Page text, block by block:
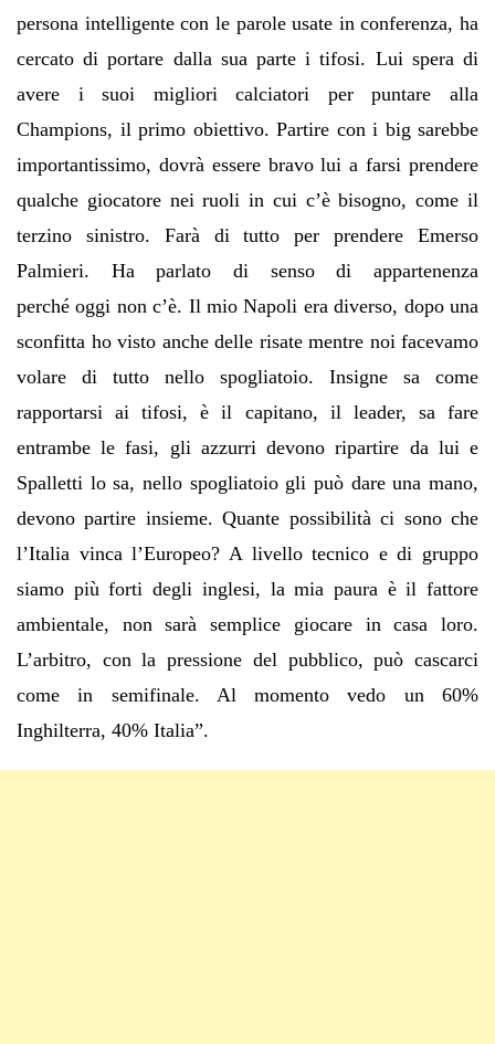
persona intelligente con le parole usate in conferenza, ha
cercato di portare dalla sua parte i tifosi. Lui spera di
avere i suoi migliori calciatori per puntare alla
Champions, il primo obiettivo. Partire con i big sarebbe
importantissimo, dovrà essere bravo lui a farsi prendere
qualche giocatore nei ruoli in cui c’èbisogno, come il
terzino sinistro. Farà di tutto per prendere Emerso
Palmieri. Ha parlato di senso di appartenenza
perchéoggi non c’è. Il mio Napoli era diverso, dopo una
sconfitta ho visto anche delle risate mentre noi facevamo
volare di tutto nello spogliatoio. Insigne sa come
rapportarsi ai tifosi,èil capitano, il leader, sa fare
entrambe le fasi, gli azzurri devono ripartire da lui e
Spalletti lo sa, nello spogliatoio gli può dare una mano,
devono partire insieme. Quante possibilitàci sono che
l’Italia vinca l’Europeo? A livello tecnico e di gruppo
siamo piùforti degli inglesi, la mia paura èil fattore
ambientale, non saràsemplice giocare in casa loro.
L’arbitro, con la pressione del pubblico, puòcascarci
come in semifinale. Al momento vedo un 60%
Inghilterra, 40% Italia”.